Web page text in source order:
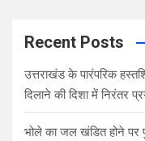
Recent Posts
उत्तराखंड के पारंपरिक
दिलाने की दिशा में निरंतर
भोले का जल खंडित होने पर